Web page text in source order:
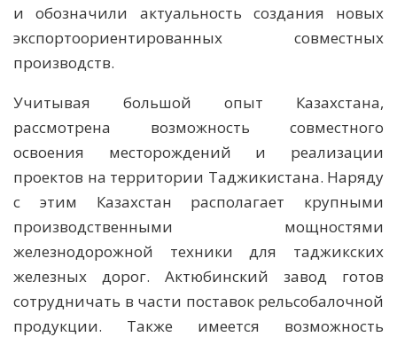
и обозначили актуальность создания новых
экспортоориентированных совместных
производств.
Учитывая большой опыт Казахстана,
рассмотрена возможность совместного
освоения месторождений и реализации
проектов на территории Таджикистана. Наряду
с этим Казахстан располагает крупными
производственными мощностями
железнодорожной техники для таджикских
железных дорог. Актюбинский завод готов
сотрудничать в части поставок рельсобалочной
продукции. Также имеется возможность